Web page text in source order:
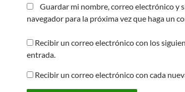
Guardar mi nombre, correo electrónico y
navegador para la próxima vez que haga un
Recibir un correo electrónico con los
entrada.
Recibir un correo electrónico con cada